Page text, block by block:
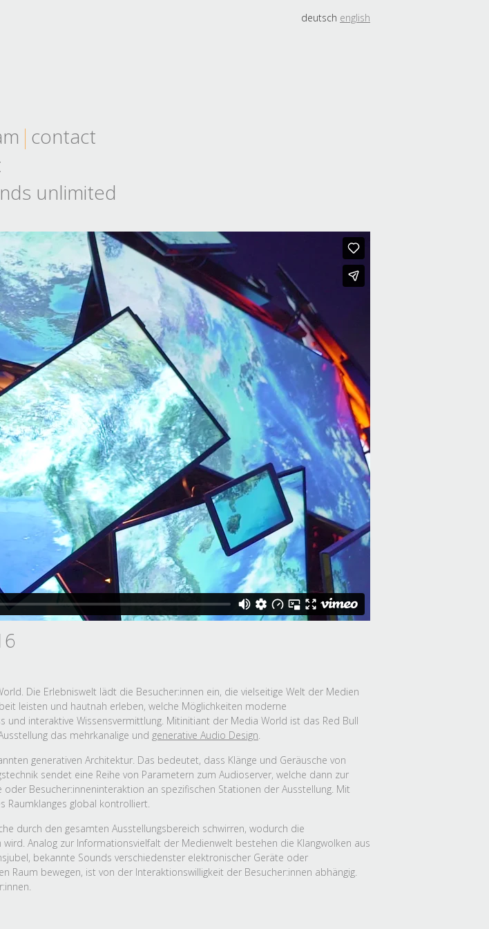
deutsch english
contact
unlimited
Die Erlebniswelt lädt die Besucher:innen ein, die vielseitige Welt der Medien
leisten und hautnah erleben, welche Möglichkeiten moderne
interaktive Wissensvermittlung. Mitinitiant der Media World ist das Red Bull
das mehrkanalige und generative Audio Design.
generativen Architektur. Das bedeutet, dass Klänge und Geräusche von
sendet eine Reihe von Parametern zum Audioserver, welche dann zur
Besucher:inneninteraktion an spezifischen Stationen der Ausstellung. Mit
Raumklanges global kontrolliert.
durch den gesamten Ausstellungsbereich schwirren, wodurch die
Analog zur Informationsvielfalt der Medienwelt bestehen die Klangwolken aus
bekannte Sounds verschiedenster elektronischer Geräte oder
Raum bewegen, ist von der Interaktionswilligkeit der Besucher:innen abhängig.